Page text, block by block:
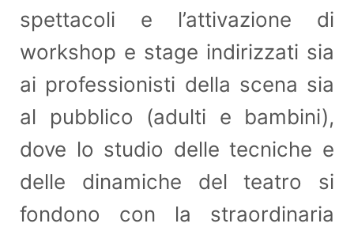
spettacoli e l’attivazione di
workshop e stage indirizzati sia
ai professionisti della scena sia
al pubblico (adulti e bambini),
dove lo studio delle tecniche e
delle dinamiche del teatro si
fondono con la straordinaria